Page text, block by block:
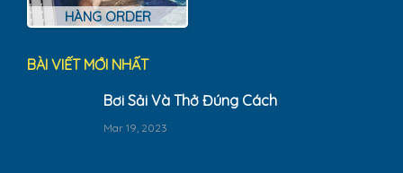
HÀNG ORDER
BÀI VIẾT MỚI NHẤT
Bơi Sải Và Thở Đúng Cách
Mar 19, 2023